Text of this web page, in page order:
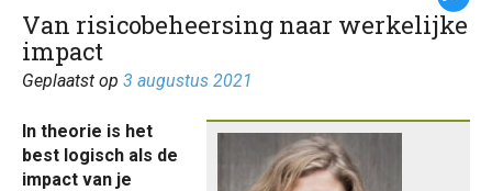
Van risicobeheersing naar werkelijke
impact
Geplaatst op 3 augustus 2021
In theorie is het
best logisch als de
impact van je